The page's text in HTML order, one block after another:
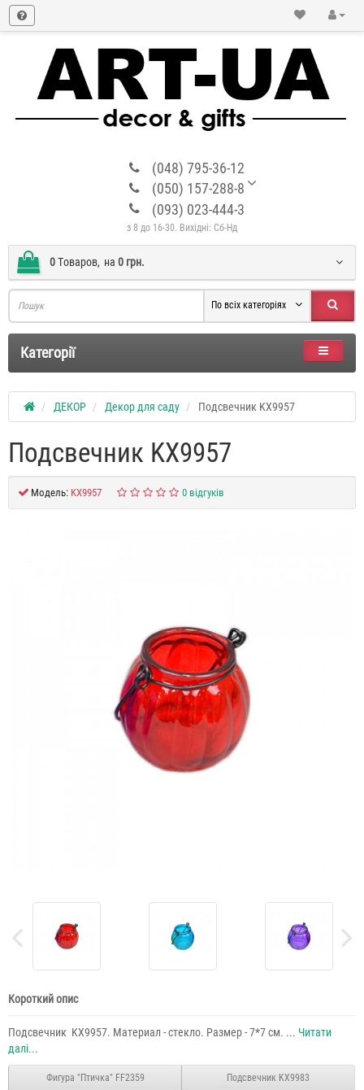
(048) 795-36-12
(050) 157-288-8
(093) 023-444-3
з 8 до 16-30. Вихідні: Сб-Нд
0Tоваров, на 0 грн.
По всіх категоріях
Категорії
ДЕКОР Декор для саду Подсвечник KX9957
Подсвечник KX9957
Модель: KX9957 0 відгуків
Короткий опис
Подсвечник KX9957. Материал - стекло. Размер - 7*7 см. ... Читати
далі...
Фигура "Птичка" FF2359 Подсвечник KX9983